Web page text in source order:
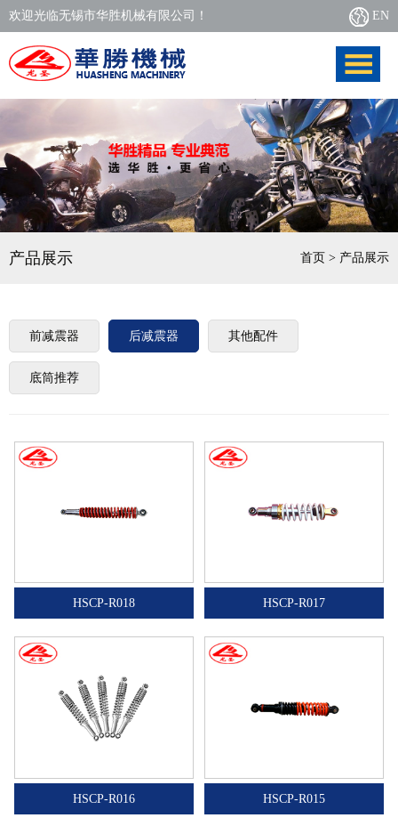
欢迎光临无锡市华胜机械有限公司！ EN
产品展示 首页 > 产品展示
前减震器 后减震器 其他配件
底筒推荐
HSCP-R018 HSCP-R017
HSCP-R016 HSCP-R015